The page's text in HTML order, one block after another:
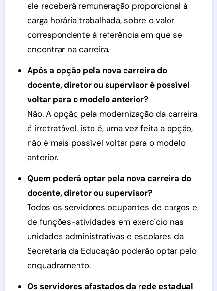
ele receberá remuneração proporcional à
carga horária trabalhada, sobre o valor
correspondente à referência em que se
encontrar na carreira.
Após a opção pela nova carreira do
docente, diretor ou supervisor é possível
voltar para o modelo anterior?
Não. A opção pela modernização da carreira
é irretratável, isto é, uma vez feita a opção,
não é mais possível voltar para o modelo
anterior.
Quem poderá optar pela nova carreira do
docente, diretor ou supervisor?
Todos os servidores ocupantes de cargos e
de funções-atividades em exercício nas
unidades administrativas e escolares da
Secretaria da Educação poderão optar pelo
enquadramento.
Os servidores afastados da rede estadual